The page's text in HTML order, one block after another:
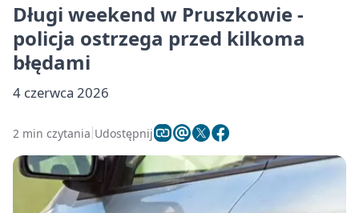
Długi weekend w Pruszkowie -
policja ostrzega przed kilkoma
błędami
4 czerwca 2026
2 min czytania Udostępnij